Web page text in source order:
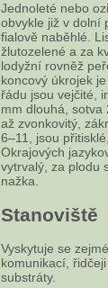
Jednoleté nebo
obvykle již v dolní
fialově naběhlé.
žlutozelené a za
lodyžní rovněž
koncový úkrojek
řádu jsou vejčité,
mm dlouhá, sotva
až zvonkovitý,
6–11, jsou
Okrajových
vytrvalý, za plodu
nažka.
Stanoviště
Vyskytuje se
komunikací,
substráty.